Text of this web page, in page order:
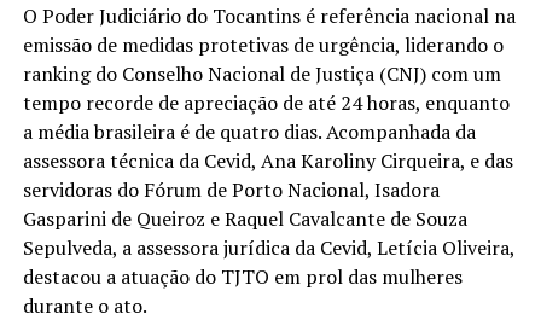
O Poder Judiciário do Tocantins é referência nacional na
emissão de medidas protetivas de urgência, liderando o
ranking do Conselho Nacional de Justiça (CNJ) com um
tempo recorde de apreciação de até 24 horas, enquanto
a média brasileira é de quatro dias. Acompanhada da
assessora técnica da Cevid, Ana Karoliny Cirqueira, e das
servidoras do Fórum de Porto Nacional, Isadora
Gasparini de Queiroz e Raquel Cavalcante de Souza
Sepulveda, a assessora jurídica da Cevid, Letícia Oliveira,
destacou a atuação do TJTO em prol das mulheres
durante o ato.